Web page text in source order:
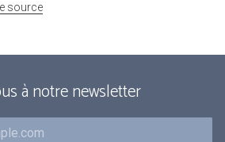
source
à notre newsletter